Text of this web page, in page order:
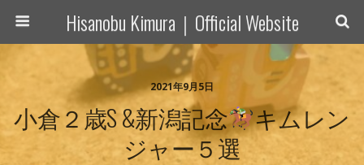
Hisanobu Kimura｜Official Website
2021年9月5日
小倉２歳S &新潟記念
キムレン
ジャー５選